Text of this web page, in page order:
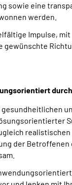
sowie eine
werden.
Impulse, mit
gewünschte
gesundheitlichen
realistischen
der Betroffenen